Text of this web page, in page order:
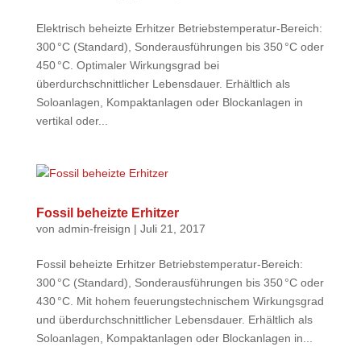
Elektrisch beheizte Erhitzer Betriebstemperatur-Bereich:
300 °C (Standard), Sonderausführungen bis 350 °C oder
450 °C. Optimaler Wirkungsgrad bei
überdurchschnittlicher Lebensdauer. Erhältlich als
Soloanlagen, Kompaktanlagen oder Blockanlagen in
vertikal oder...
Fossil beheizte Erhitzer
von admin-freisign | Juli 21, 2017
Fossil beheizte Erhitzer Betriebstemperatur-Bereich:
300 °C (Standard), Sonderausführungen bis 350 °C oder
430 °C. Mit hohem feuerungstechnischem Wirkungsgrad
und überdurchschnittlicher Lebensdauer. Erhältlich als
Soloanlagen, Kompaktanlagen oder Blockanlagen in...